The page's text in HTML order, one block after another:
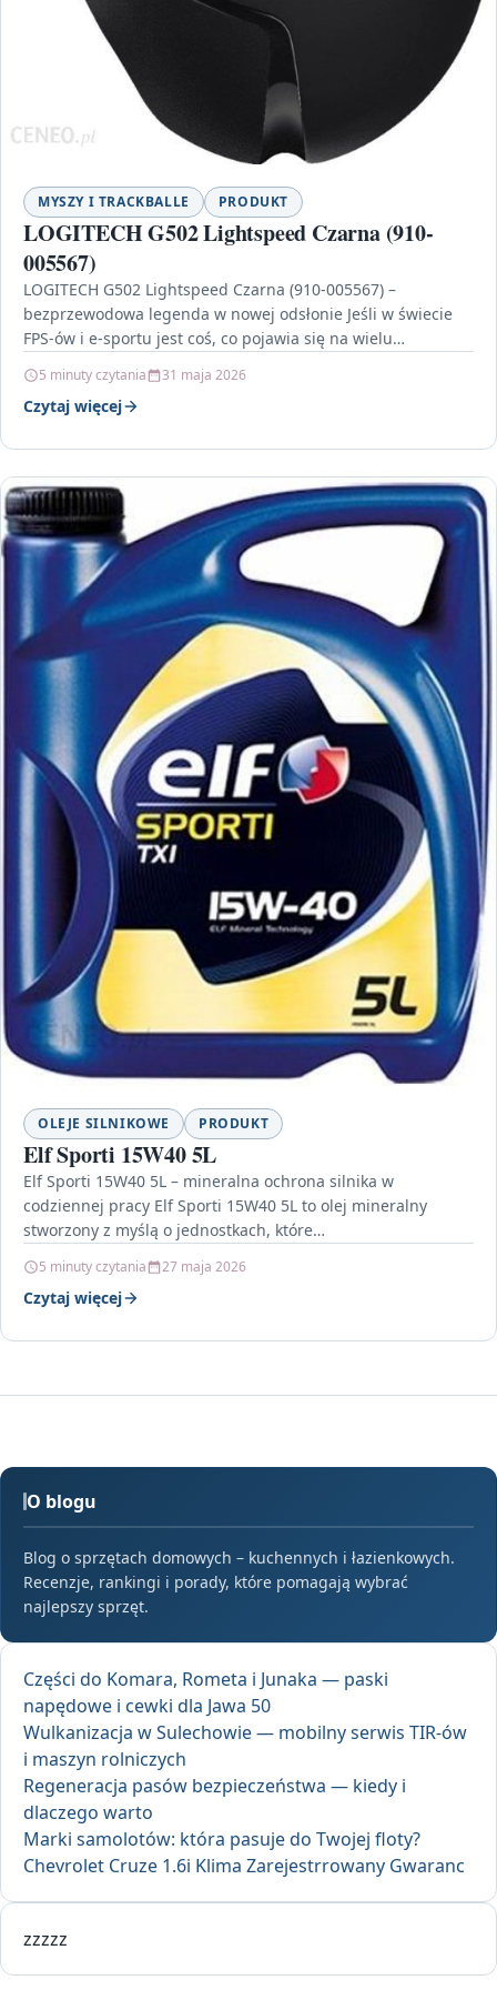
MYSZY I TRACKBALLE PRODUKT
LOGITECH G502 Lightspeed Czarna (910-
005567)
LOGITECH G502 Lightspeed Czarna (910-005567) –
bezprzewodowa legenda w nowej odsłonie Jeśli w świecie
FPS-ów i e-sportu jest coś, co pojawia się na wielu…
5 minuty czytania 31 maja 2026
Czytaj więcej
OLEJE SILNIKOWE PRODUKT
Elf Sporti 15W40 5L
Elf Sporti 15W40 5L – mineralna ochrona silnika w
codziennej pracy Elf Sporti 15W40 5L to olej mineralny
stworzony z myślą o jednostkach, które…
5 minuty czytania 27 maja 2026
Czytaj więcej
O blogu
Blog o sprzętach domowych – kuchennych i łazienkowych.
Recenzje, rankingi i porady, które pomagają wybrać
najlepszy sprzęt.
Części do Komara, Rometa i Junaka — paski
napędowe i cewki dla Jawa 50
Wulkanizacja w Sulechowie — mobilny serwis TIR-ów
i maszyn rolniczych
Regeneracja pasów bezpieczeństwa — kiedy i
dlaczego warto
Marki samolotów: która pasuje do Twojej floty?
Chevrolet Cruze 1.6i Klima Zarejestrrowany Gwaranc
zzzzz